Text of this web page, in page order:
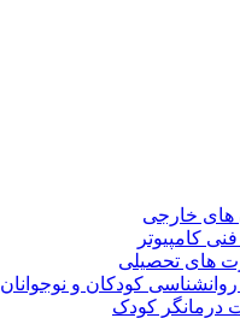
های خارجی
کامپیوتر
های تحصیلی
کودکان و نوجوانان
درمانگر کودک